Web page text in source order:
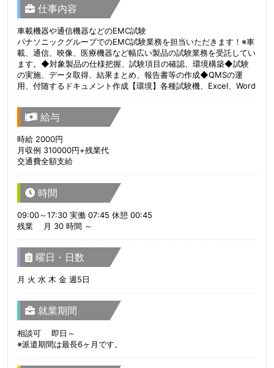
仕事内容
車載機器や通信機器などのEMC試験
パナソニックグループでのEMC試験業務を担当いただきます！※車
載、通信、映像、医療機器など幅広い製品の試験業務を受託してい
ます。◆対象製品の仕様把握、試験項目の確認、環境構築◆試験
の実施、データ取得、結果まとめ、報告書等の作成◆QMSの運
用、付随するドキュメント作成【環境】各種試験機、Excel、Word
給与
時給 2000円
月収例 310000円+残業代
交通費全額支給
時間
09:00～17:30 実働 07:45 休憩 00:45
残業 月 30 時間 ～
曜日・日数
月 火 水 木 金 週5日
就業期間
相談可 即日～
※派遣期間は最長6ヶ月です。